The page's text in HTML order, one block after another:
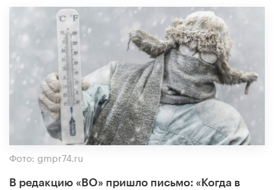
Фото: gmpr74.ru
В редакцию «ВО» пришло письмо: «Когда в